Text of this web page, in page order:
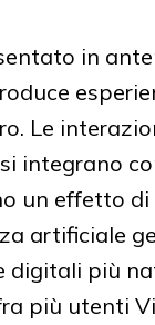
in
Le
integrano
un effetto
artificiale
digitali più
più utenti